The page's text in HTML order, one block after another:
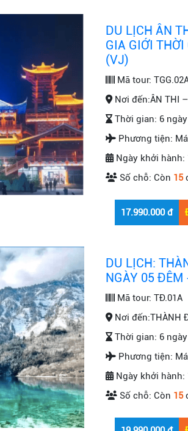
DU LỊCH ÂN
GIA GIỚI
(VJ)
Mã tour:
Nơi đến:ÂN THI
Thời gian: 6
Phương tiện:
Ngày khởi hành:
Số chỗ: Còn 15
DU LỊCH:
NGÀY 05 ĐÊM
Mã tour: TĐ.01A
Nơi đến:THÀNH
Thời gian: 6
Phương tiện:
Ngày khởi hành:
Số chỗ: Còn 15